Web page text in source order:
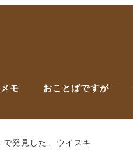
モ おことばですが
発見した、ウイスキ